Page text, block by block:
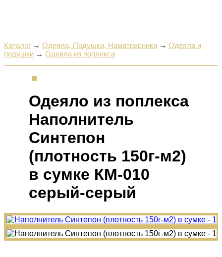
Каталог → Одеяла, Подушки, Наматрасники → Одеяла и
подушки → Одеяла из поплекса
Одеяло из поплекса
Наполнитель
Синтепон
(плотность 150г-м2)
в сумке КМ-010
серый-серый